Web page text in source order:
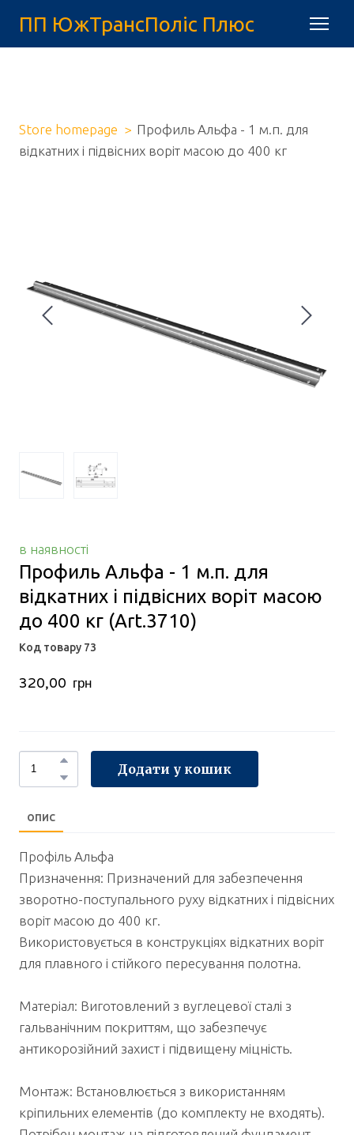
ПП ЮжТрансПоліс Плюс
Store homepage
Профиль Альфа - 1 м.п. для
відкатних і підвісних воріт масою до 400 кг
в наявності
Профиль Альфа - 1 м.п. для
відкатних і підвісних воріт масою
до 400 кг (Art.3710)
Код товару 73
320,00  грн
Додати у кошик
ОПИС
Профіль Альфа
Призначення: Призначений для забезпечення
зворотно-поступального руху відкатних і підвісних
воріт масою до 400 кг.
Використовується в конструкціях відкатних воріт
для плавного і стійкого пересування полотна.
Матеріал: Виготовлений з вуглецевої сталі з
гальванічним покриттям, що забезпечує
антикорозійний захист і підвищену міцність.
Монтаж: Встановлюється з використанням
кріпильних елементів (до комплекту не входять).